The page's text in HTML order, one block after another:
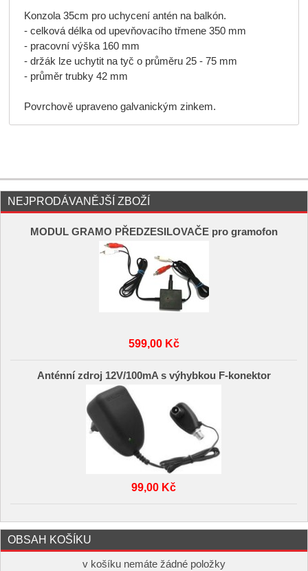
Konzola 35cm pro uchycení antén na balkón.
- celková délka od upevňovacího třmene 350 mm
- pracovní výška 160 mm
- držák lze uchytit na tyč o průměru 25 - 75 mm
- průměr trubky 42 mm
Povrchově upraveno galvanickým zinkem.
NEJPRODÁVANĚJŠÍ ZBOŽÍ
MODUL GRAMO PŘEDZESILOVAČE pro gramofon
599,00 Kč
Anténní zdroj 12V/100mA s výhybkou F-konektor
99,00 Kč
OBSAH KOŠÍKU
v košíku nemáte žádné položky